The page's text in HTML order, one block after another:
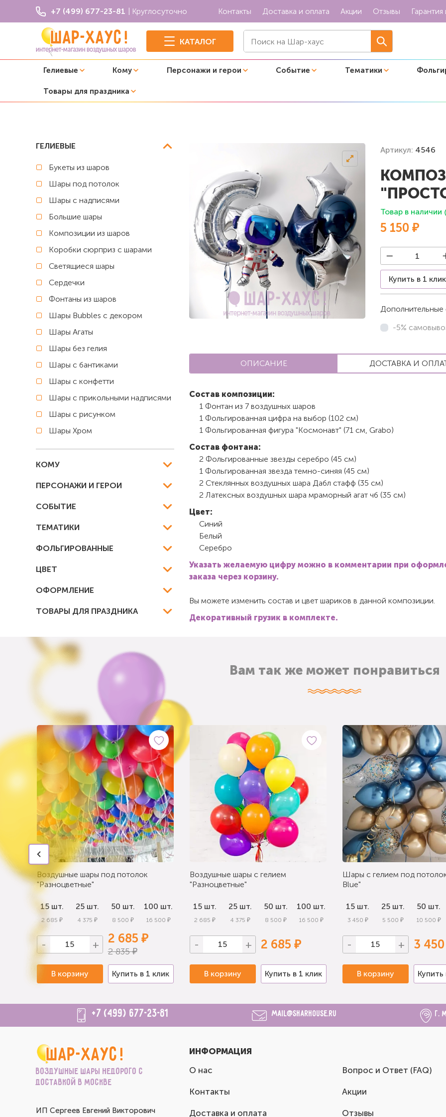
+7 (499) 677-23-81 | Круглосуточно Контакты Доставка и оплата Акции Отзывы
КАТАЛОГ
Гелиевые Кому Персонажи и герои Событие Тематики
Товары для праздника
Космос Композиция из шаров "Просторы вселенной"
ГЕЛИЕВЫЕ
Букеты из шаров
Шары под потолок
Шары с надписями
Большие шары
Композиции из шаров
Коробки сюрприз с шарами
Светящиеся шары
Сердечки
Фонтаны из шаров
Шары Bubbles с декором
Шары Агаты
Шары без гелия
Шары с бантиками
Шары с конфетти
Шары с прикольными надписями
Шары с рисунком
Шары Хром
КОМУ
ПЕРСОНАЖИ И ГЕРОИ
СОБЫТИЕ
ТЕМАТИКИ
ФОЛЬГИРОВАННЫЕ
ЦВЕТ
ОФОРМЛЕНИЕ
ТОВАРЫ ДЛЯ ПРАЗДНИКА
Артикул: 4546
Товар в наличии
5 150 ₽
Купить в 1 клик
Дополнительные
-5%
ОПИСАНИЕ ДОСТАВКА И
Состав композиции:
1 Фонтан из 7 воздушных шаров
1 Фольгированная цифра на выбор (102 см)
1 Фольгированная фигура "Космонавт" (71 см, Grabo)
Состав фонтана:
2 Фольгированные звезды серебро (45 см)
1 Фольгированная звезда темно-синяя (45 см)
2 Стеклянных воздушных шара Дабл стафф (35 см)
2 Латексных воздушных шара мраморный агат чб (35 см)
Цвет:
Синий
Белый
Серебро
Указать желаемую цифру можно в комментарии при
заказа через корзину.
Вы можете изменить состав и цвет шариков в данной композиции.
Декоративный грузик в комплекте.
Вам так же может понравиться
Воздушные шары под потолок
"Разноцветные"
15 шт.
2 685 ₽
25 шт.
4 375 ₽
50 шт.
8 500 ₽
100 шт.
16 500 ₽
- + 2 685 ₽
2 835 ₽
В корзину Купить в 1 клик
Воздушные шары с гелием
"Разноцветные"
15 шт.
2 685 ₽
25 шт.
4 375 ₽
50 шт.
8 500 ₽
100 шт.
16 500 ₽
- + 2 685 ₽
В корзину Купить в 1 клик
Шары с гелием под
Blue"
15 шт.
3 450 ₽
25 шт.
5 500 ₽
50 шт.
10 500 ₽
- + 3
В корзину Купить
+7 (499) 677-23-81 mail@sharhouse.ru г.
Воздушные шары недорого с
доставкой в Москве
ИП Сергеев Евгений Викторович
ИНФОРМАЦИЯ
О нас
Контакты
Доставка и оплата
Вопрос и Ответ (FAQ)
Акции
Отзывы